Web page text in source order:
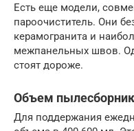
Есть еще модели,
пароочиститель. Они
керамогранита и
межпанельных швов.
стоят дороже.
Объем
Для поддержания